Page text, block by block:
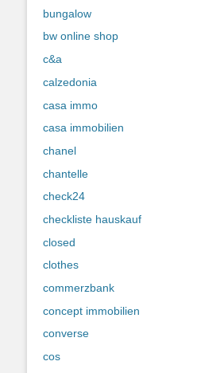
bungalow
bw online shop
c&a
calzedonia
casa immo
casa immobilien
chanel
chantelle
check24
checkliste hauskauf
closed
clothes
commerzbank
concept immobilien
converse
cos